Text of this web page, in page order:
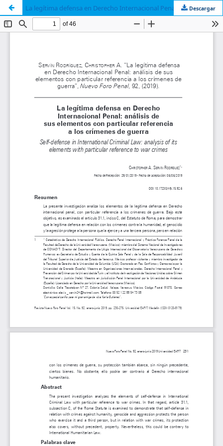
La legítima defensa en Derecho Internacional Penal: análisis de sus elementos con particular referencia a los crímenes de guerra
Descargar